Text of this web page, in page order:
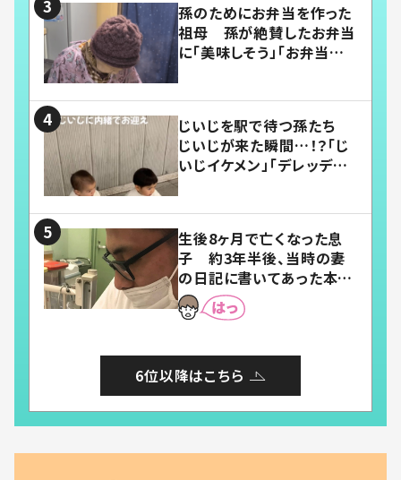
孫のためにお弁当を作った
祖母 孫が絶賛したお弁当
に「美味しそう」「お弁当すご
じいじを駅で待つ孫たち
じいじが来た瞬間…！？「じ
いじイケメン」「デレッデレ」
生後8ヶ月で亡くなった息
子 約3年半後、当時の妻
の日記に書いてあった本音
とは
6位以降はこちら